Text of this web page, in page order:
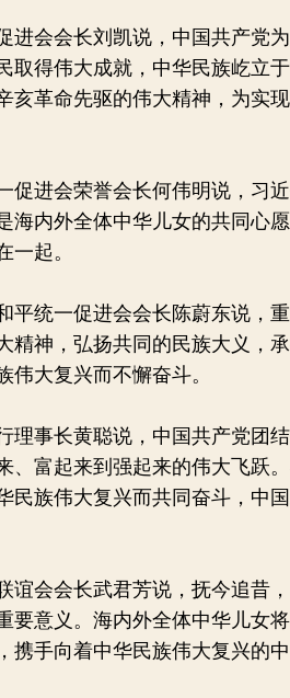
会会长刘凯说，中国共产党
取得伟大成就，中华民族屹立
亥革命先驱的伟大精神，为实
进会荣誉会长何伟明说，习
海内外全体中华儿女的共同心
起。
统一促进会会长陈蔚东说，
精神，弘扬共同的民族大义，
大复兴而不懈奋斗。
事长黄聪说，中国共产党团
、富起来到强起来的伟大飞跃
民族伟大复兴而共同奋斗，中
会会长武君芳说，抚今追昔，
要意义。海内外全体中华儿女
手向着中华民族伟大复兴的中